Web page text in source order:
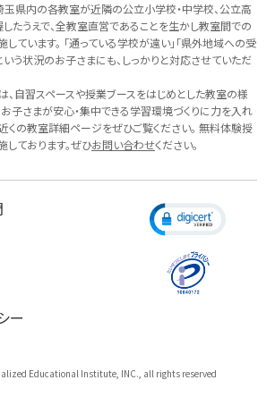
玉県内の各教室が近隣の公立小学校・中学校、公立高
たうえで、全教室直営であることを生かし教室間での
ています。 「通っている学校が遠い」「県外地域への受
いう状況のお子さまにも、しっかりと対応させていただ
自習スペースや授業ブースをはじめとした教室の様
子さまが安心・集中できる学習環境づくりに力を入れ
くの教室詳細ページをぜひご覧ください。 無料体験授
ております。ぜひお問い合わせください。
ー
Educational Institute, INC., all rights reserved